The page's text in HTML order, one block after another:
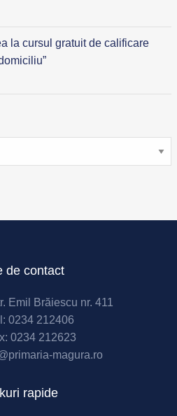
la cursul gratuit de calificare
de contact
Emil Brăiescu nr. 411
0234 212406
0234 212623
magura.ro
rapide